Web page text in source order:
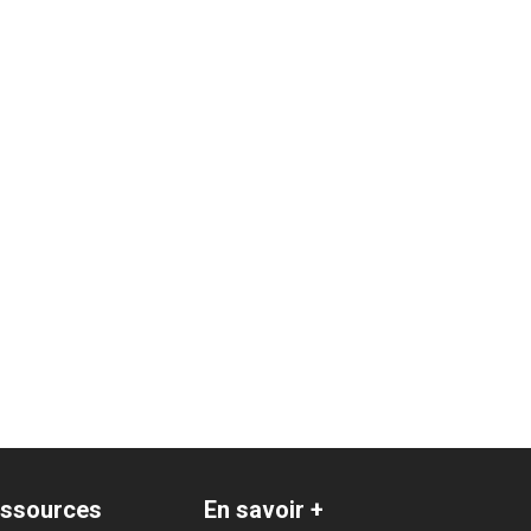
En savoir +